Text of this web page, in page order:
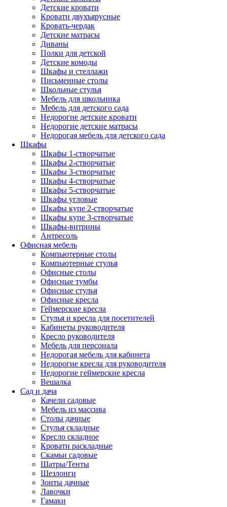
Детские кровати
Кровати двухъярусные
Кровать-чердак
Детские матрасы
Диваны
Полки для детской
Детские комоды
Шкафы и стеллажи
Письменные столы
Школьные стулья
Мебель для школьника
Мебель для детского сада
Недорогие детские кровати
Недорогие детские матрасы
Недорогая мебель для детского сада
Шкафы
Шкафы 1-створчатые
Шкафы 2-створчатые
Шкафы 3-створчатые
Шкафы 4-створчатые
Шкафы 5-створчатые
Шкафы угловые
Шкафы купе 2-створчатые
Шкафы купе 3-створчатые
Шкафы-витрины
Антресоль
Офисная мебель
Компьютерные столы
Компьютерные стулья
Офисные столы
Офисные тумбы
Офисные стулья
Офисные кресла
Геймерские кресла
Стулья и кресла для посетителей
Кабинеты руководителя
Кресло руководителя
Мебель для персонала
Недорогая мебель для кабинета
Недорогие кресла для руководителя
Недорогие геймерские кресла
Вешалка
Сад и дача
Качели садовые
Мебель из массива
Столы дачные
Стулья складные
Кресло складное
Кровати раскладные
Скамьи садовые
Шатры/Тенты
Шезлонги
Зонты дачные
Лавочки
Гамаки